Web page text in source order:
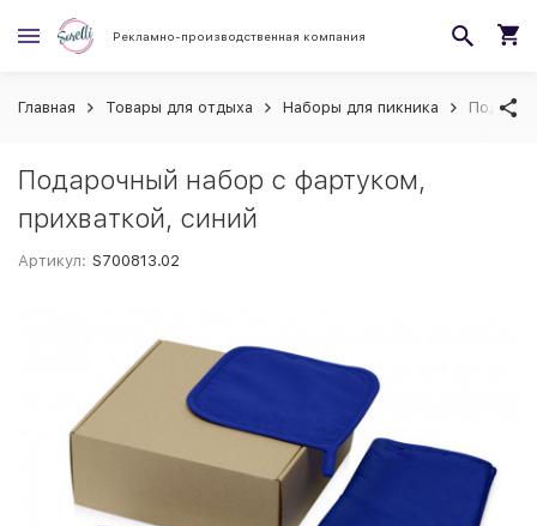
Рекламно-производственная компания
Главная Товары для отдыха Наборы для пикника
Подарочный набор с фартуком,
прихваткой, синий
Артикул: S700813.02